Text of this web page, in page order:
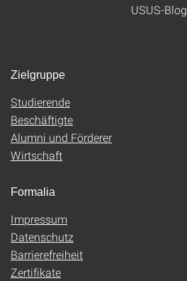
USUS-Blog
Zielgruppe
Studierende
Beschäftigte
Alumni und Förderer
Wirtschaft
Formalia
Impressum
Datenschutz
Barrierefreiheit
Zertifikate